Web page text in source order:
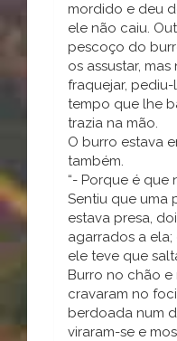
mordido e deu
ele não caiu.
pescoço do
os assustar,
fraquejar,
tempo que lhe
trazia na mão.
O burro estava
também.
“- Porque é que
Sentiu que uma
estava presa,
agarrados a
ele teve que
Burro no chão e
cravaram no
berdoada num
viraram-se e